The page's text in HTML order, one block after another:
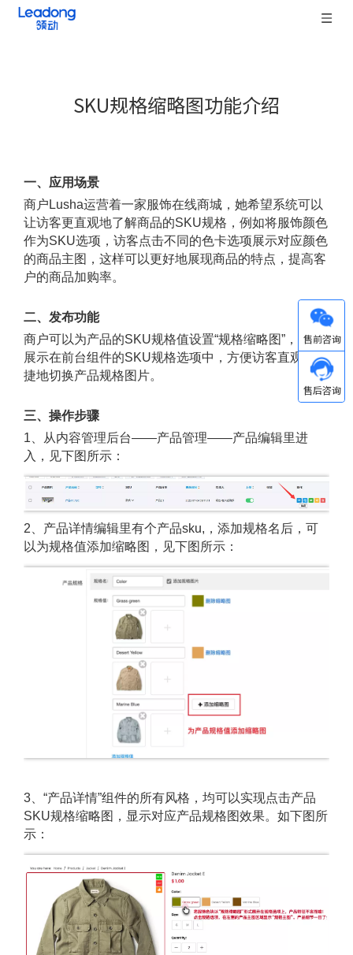
SKU规格缩略图功能介绍
一、应用场景
商户Lusha运营着一家服饰在线商城，她希望系统可以
让访客更直观地了解商品的SKU规格，例如将服饰颜色
作为SKU选项，访客点击不同的色卡选项展示对应颜色
的商品主图，这样可以更好地展现商品的特点，提高客
户的商品加购率。
二、发布功能
商户可以为产品的SKU规格值设置“规格缩略图”，用于
展示在前台组件的SKU规格选项中，方便访客直观、便
捷地切换产品规格图片。
三、操作步骤
1、从内容管理后台——产品管理——产品编辑里进
入，见下图所示：
2、产品详情编辑里有个产品sku,，添加规格名后，可
以为规格值添加缩略图，见下图所示：
3、“产品详情”组件的所有风格，均可以实现点击产品
SKU规格缩略图，显示对应产品规格图效果。如下图所
示：
微信